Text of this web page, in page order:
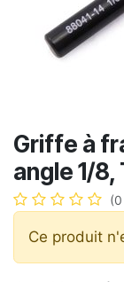
Griffe à
angle 1/8,
Ce produit